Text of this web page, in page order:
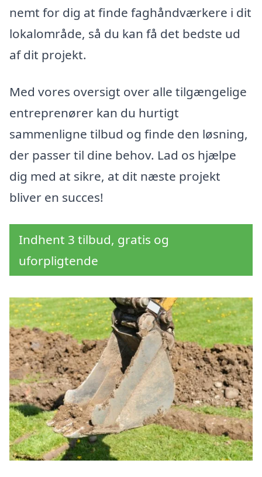
nemt for dig at finde faghåndværkere i dit
lokalområde, så du kan få det bedste ud
af dit projekt.
Med vores oversigt over alle tilgængelige
entreprenører kan du hurtigt
sammenligne tilbud og finde den løsning,
der passer til dine behov. Lad os hjælpe
dig med at sikre, at dit næste projekt
bliver en succes!
Indhent 3 tilbud, gratis og
uforpligtende